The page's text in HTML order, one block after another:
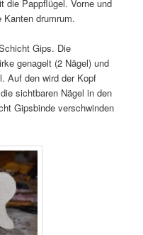
die Pappflügel. Vorne und
drumrum.
Gips. Die
genagelt (2 Nägel) und
Auf den wird der Kopf
sichtbaren Nägel in den
Gipsbinde verschwinden